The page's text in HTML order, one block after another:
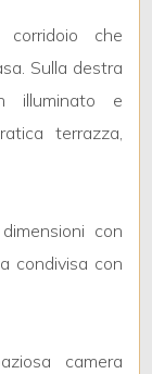
che
Sulla destra
illuminato e
terrazza,
con
condivisa con
camera